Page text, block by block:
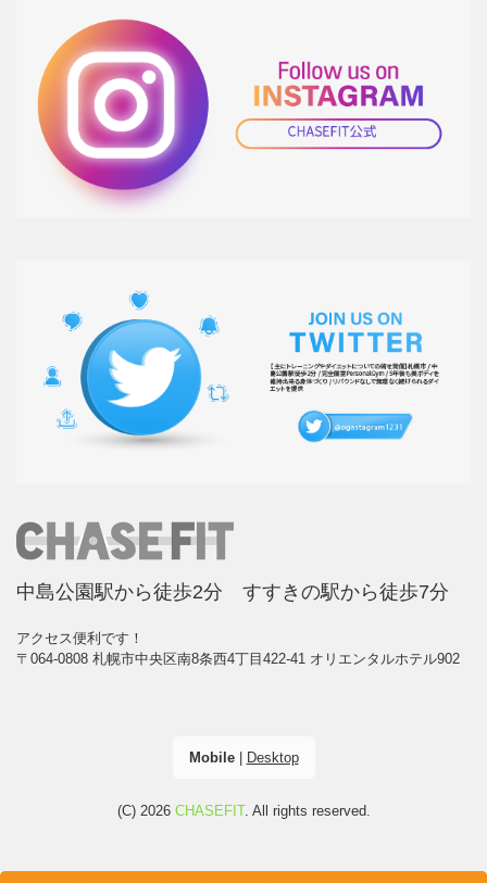
中島公園駅から徒歩2分 すすきの駅から徒歩7分
アクセス便利です！
〒064-0808 札幌市中央区南8条西4丁目422-41 オリエンタルホテル902
Mobile| Desktop
(C) 2026 CHASEFIT. All rights reserved.